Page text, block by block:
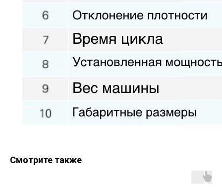
Смотрите также